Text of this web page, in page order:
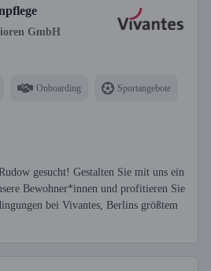
GmbH
Onboarding Sportangebote
gesucht! Gestalten Sie mit uns ein
Bewohner*innen und profitieren Sie
bei Vivantes, Berlins größtem